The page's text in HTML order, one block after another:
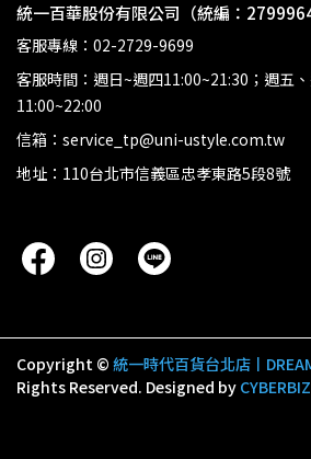
統一百華股份有限公司（統編：
客服專線：02-2729-9699
客服時間：週日~週四11:00~21:30；週五
11:00~22:00
信箱：service_tp@uni-ustyle.com.tw
地址：110台北市信義區忠孝東路5段8號
Copyright © 統一時代百貨台北店丨
Rights Reserved. Designed by CYBERBIZ